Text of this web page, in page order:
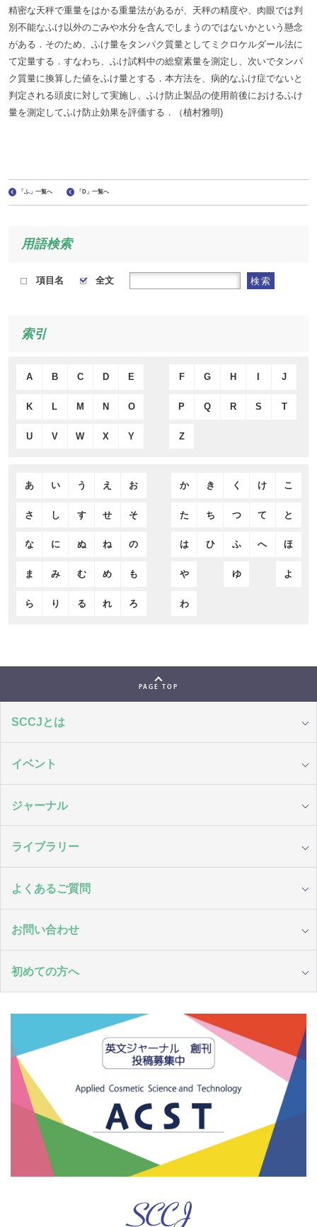
精密な天秤で重量をはかる重量法があるが、天秤の精度や、肉眼では判
別不能なふけ以外のごみや水分を含んでしまうのではないかという懸念
がある．そのため、ふけ量をタンパク質量としてミクロケルダール法に
て定量する．すなわち、ふけ試料中の総窒素量を測定し、次いでタンパ
ク質量に換算した値をふけ量とする．本方法を、病的なふけ症でないと
判定される頭皮に対して実施し、ふけ防止製品の使用前後におけるふけ
量を測定してふけ防止効果を評価する．（植村雅明)
「ふ」一覧へ 「D」一覧へ
用語検索
項目名 全文 検索
索引
A B C D E F G H J
K L M N O P Q R S T
U V W X Y Z
あ い う え お か き く け こ
さ し す せ そ た ち つ て と
な に ぬ ね の は ひ ふ へ ほ
ま み む め も や ゆ よ
ら り る れ ろ わ
PAGE TOP
SCCJとは
イベント
ジャーナル
ライブラリー
よくあるご質問
お問い合わせ
初めての方へ